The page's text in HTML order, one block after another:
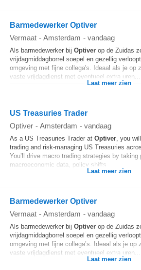
Barmedewerker Optiver
Vermaat - Amsterdam - vandaag
Als barmedewerker bij Optiver op de Zuidas
vrijdagmiddagborrel soepel en gezellig
omgeving met fijne collega's. Ideaal als je op
vaste vrijdagdienst met eventueel extra uren...
Laat meer zien
US Treasuries Trader
Optiver - Amsterdam - vandaag
As a US Treasuries Trader at Optiver, you
trading and risk-managing US Treasuries
You’ll drive macro trading strategies by
macroeconomic data, policy shifts...
Laat meer zien
Barmedewerker Optiver
Vermaat - Amsterdam - vandaag
Als barmedewerker bij Optiver op de Zuidas
vrijdagmiddagborrel soepel en gezellig
omgeving met fijne collega’s. Ideaal als je op
vaste vrijdagdienst met eventueel extra uren...
Laat meer zien